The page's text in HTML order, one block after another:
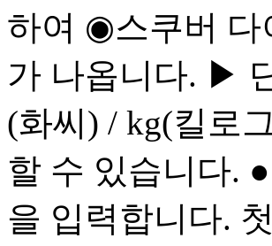
하여 ◉스쿠버 다
가 나옵니다. ▶
(화씨) / kg(킬로
할 수 있습니다.
을 입력합니다.